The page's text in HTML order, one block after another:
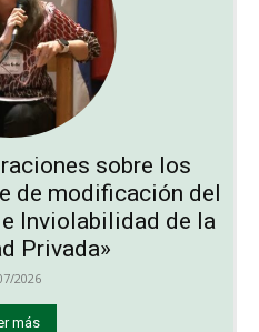
sobre los
de modificación del
Inviolabilidad de la
Privada»
2026
más